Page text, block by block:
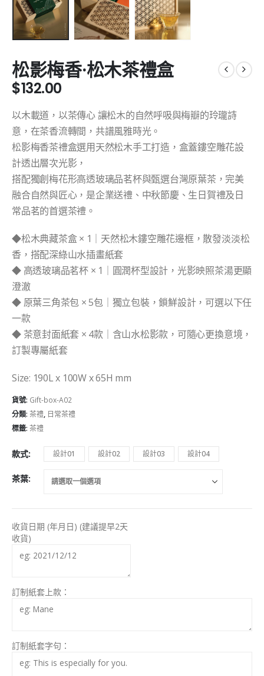
松影梅香·松木茶禮盒
$132.00
以木載道，以茶傳心 讓松木的自然呼吸與梅瓣的玲瓏詩
意，在茶香流轉間，共譜風雅時光。
松影梅香茶禮盒選用天然松木手工打造，盒蓋鏤空雕花設
計透出層次光影，
搭配獨創梅花形高透玻璃品茗杯與甄選台灣原葉茶，完美
融合自然與匠心，是企業送禮、中秋節慶、生日賀禮及日
常品茗的首選茶禮。
◆松木典藏茶盒 × 1｜天然松木鏤空雕花邊框，散發淡淡松
香，搭配深綠山水插畫紙套
◆ 高透玻璃品茗杯 × 1｜圓潤杯型設計，光影映照茶湯更顯
澄澈
◆ 原葉三角茶包 × 5包｜獨立包裝，鎖鮮設計，可選以下任
一款
◆ 茶意封面紙套 × 4款｜含山水松影款，可隨心更換意境，
訂製專屬紙套
Size: 190L x 100W x 65H mm
貨號: Gift-box-A02
分類: 茶禮, 日常茶禮
標籤: 茶禮
款式 設計01 設計02 設計03 設計04
茶葉
收貨日期 (年月日) (建議提早2天
收貨)
訂制紙套上款：
訂制紙套字句：